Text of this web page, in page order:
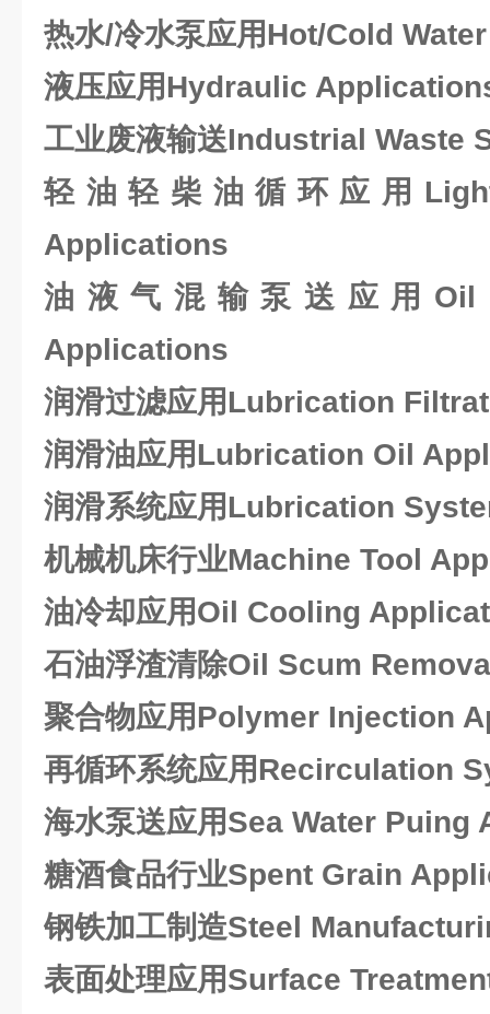
热水/冷水泵应用Hot/Cold
液压应用Hydraulic
工业废液输送Industrial Waste
轻油轻柴油循环应用
Applications
油液气混输泵送应用Oil
Applications
润滑过滤应用Lubrication
润滑油应用Lubrication Oil
润滑系统应用Lubrication
机械机床行业Machine Tool
油冷却应用Oil Cooling
石油浮渣清除Oil Scum
聚合物应用Polymer Injection
再循环系统应用Recirculation
海水泵送应用Sea Water
糖酒食品行业Spent Grain
钢铁加工制造Steel
表面处理应用Surface